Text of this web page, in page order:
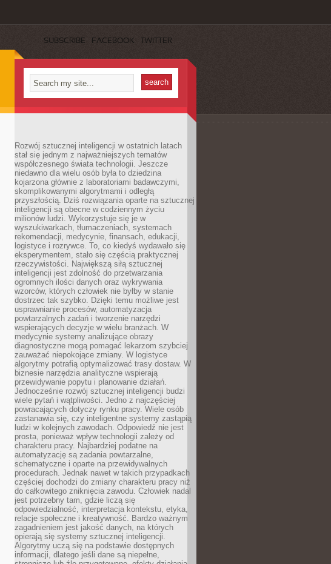
SUBSCRIBE FACEBOOK TWITTER
Rozwój sztucznej inteligencji w ostatnich latach
stał się jednym z najważniejszych tematów
współczesnego świata technologii. Jeszcze
niedawno dla wielu osób była to dziedzina
kojarzona głównie z laboratoriami badawczymi,
skomplikowanymi algorytmami i odległą
przyszłością. Dziś rozwiązania oparte na sztucznej
inteligencji są obecne w codziennym życiu
milionów ludzi. Wykorzystuje się je w
wyszukiwarkach, tłumaczeniach, systemach
rekomendacji, medycynie, finansach, edukacji,
logistyce i rozrywce. To, co kiedyś wydawało się
eksperymentem, stało się częścią praktycznej
rzeczywistości. Największą siłą sztucznej
inteligencji jest zdolność do przetwarzania
ogromnych ilości danych oraz wykrywania
wzorców, których człowiek nie byłby w stanie
dostrzec tak szybko. Dzięki temu możliwe jest
usprawnianie procesów, automatyzacja
powtarzalnych zadań i tworzenie narzędzi
wspierających decyzje w wielu branżach. W
medycynie systemy analizujące obrazy
diagnostyczne mogą pomagać lekarzom szybciej
zauważać niepokojące zmiany. W logistyce
algorytmy potrafią optymalizować trasy dostaw. W
biznesie narzędzia analityczne wspierają
przewidywanie popytu i planowanie działań.
Jednocześnie rozwój sztucznej inteligencji budzi
wiele pytań i wątpliwości. Jedno z najczęściej
powracających dotyczy rynku pracy. Wiele osób
zastanawia się, czy inteligentne systemy zastąpią
ludzi w kolejnych zawodach. Odpowiedź nie jest
prosta, ponieważ wpływ technologii zależy od
charakteru pracy. Najbardziej podatne na
automatyzację są zadania powtarzalne,
schematyczne i oparte na przewidywalnych
procedurach. Jednak nawet w takich przypadkach
częściej dochodzi do zmiany charakteru pracy niż
do całkowitego zniknięcia zawodu. Człowiek nadal
jest potrzebny tam, gdzie liczą się
odpowiedzialność, interpretacja kontekstu, etyka,
relacje społeczne i kreatywność. Bardzo ważnym
zagadnieniem jest jakość danych, na których
opierają się systemy sztucznej inteligencji.
Algorytmy uczą się na podstawie dostępnych
informacji, dlatego jeśli dane są niepełne,